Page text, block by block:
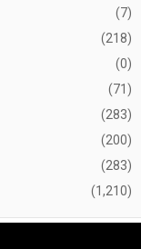
(7)
(218)
(0)
(71)
(283)
(200)
(283)
(1,210)